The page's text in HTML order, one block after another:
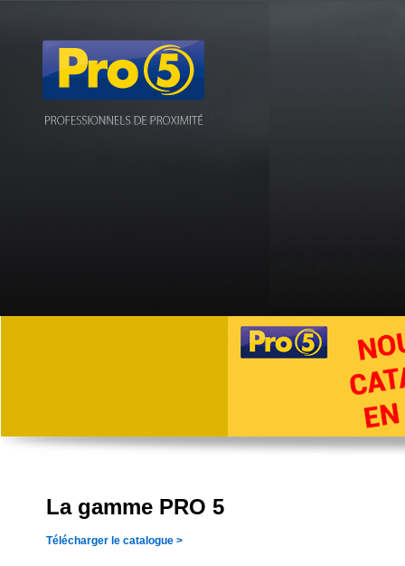
La gamme PRO 5
Télécharger le catalogue >